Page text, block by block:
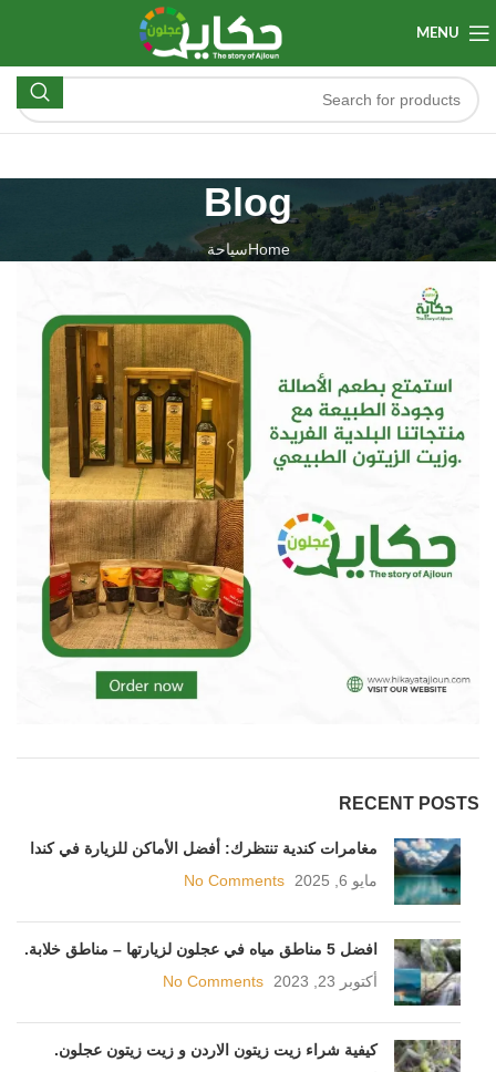
MENU
Blog
Homeسياحة
RECENT POSTS
مغامرات كندية تنتظرك: أفضل الأماكن للزيارة في كندا
مايو 6, 2025
No Comments
افضل 5 مناطق مياه في عجلون لزيارتها – مناطق خلابة.
أكتوبر 23, 2023
No Comments
كيفية شراء زيت زيتون الاردن و زيت زيتون عجلون.